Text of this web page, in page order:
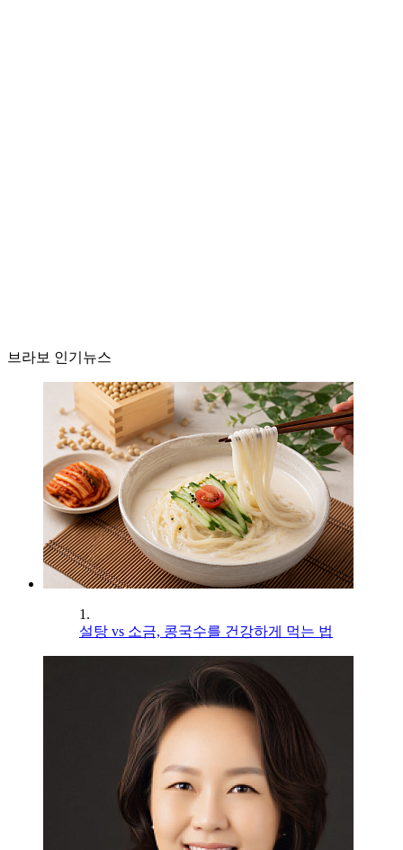
브라보 인기뉴스
1.
설탕 vs 소금, 콩국수를 건강하게 먹는 법